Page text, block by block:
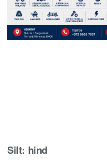
Silt: hind